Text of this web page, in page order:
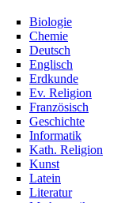
Biologie
Chemie
Deutsch
Englisch
Erdkunde
Ev. Religion
Französisch
Geschichte
Informatik
Kath. Religion
Kunst
Latein
Literatur